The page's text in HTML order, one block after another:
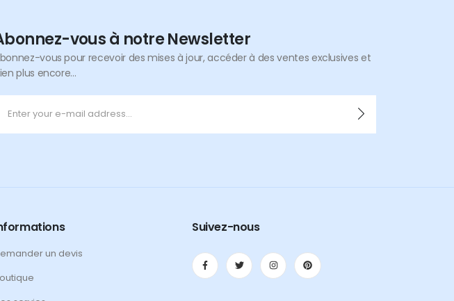
vous à notre Newsletter
vous pour recevoir des mises à jour, accéder à des ventes exclusives et
plus encore...
un devis
Suivez-nous